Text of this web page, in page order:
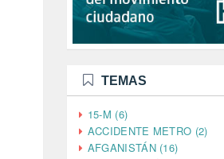
TEMAS
15-M (6)
ACCIDENTE METRO (2)
AFGANISTÁN (16)